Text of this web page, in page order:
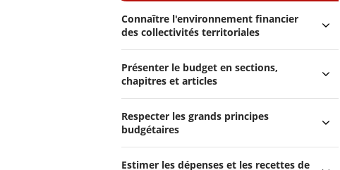
Connaître l'environnement financier
des collectivités territoriales
Présenter le budget en sections,
chapitres et articles
Respecter les grands principes
budgétaires
Estimer les dépenses et les recettes de